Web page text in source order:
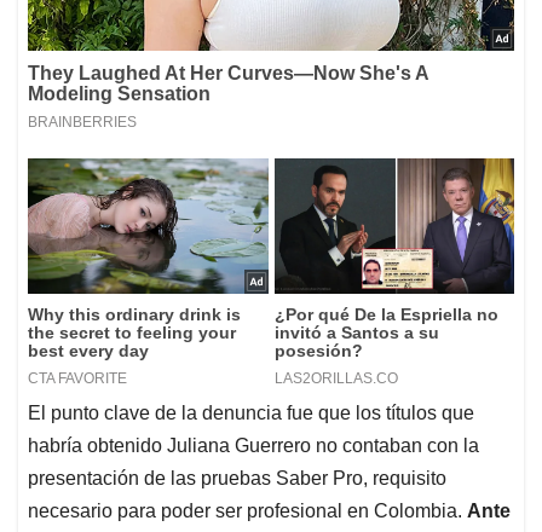
El punto clave de la denuncia fue que los títulos que
habría obtenido Juliana Guerrero no contaban con la
presentación de las pruebas Saber Pro, requisito
necesario para poder ser profesional en Colombia. Ante